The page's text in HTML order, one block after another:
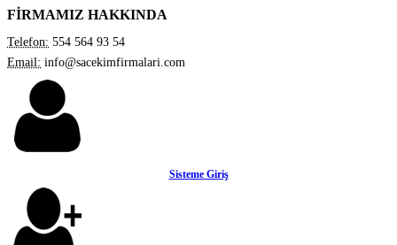
FİRMAMIZ HAKKINDA
Telefon: 554 564 93 54
Email: info@sacekimfirmalari.com
Sisteme Giriş